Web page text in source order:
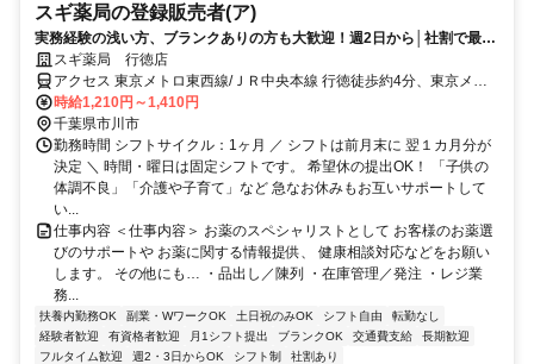
スギ薬局の登録販売者(ア)
実務経験の浅い方、ブランクありの方も大歓迎！週2日から│社割で最大
30％オフ♪
スギ薬局 行徳店
アクセス 東京メトロ東西線/ＪＲ中央本線 行徳徒歩約4分、東京メト
ロ東西線/ＪＲ中央本線 妙典北口徒歩約15分、東京メトロ東西線/ＪＲ
中央本線 南行徳北口徒歩約24分
時給1,210円～1,410円
千葉県市川市
勤務時間 シフトサイクル：1ヶ月 ／ シフトは前月末に 翌１カ月分が
決定 ＼ 時間・曜日は固定シフトです。 希望休の提出OK！ 「子供の
体調不良」「介護や子育て」など 急なお休みもお互いサポートして
い...
仕事内容 ＜仕事内容＞ お薬のスペシャリストとして お客様のお薬選
びのサポートや お薬に関する情報提供、 健康相談対応などをお願い
します。 その他にも… ・品出し／陳列 ・在庫管理／発注 ・レジ業
務...
扶養内勤務OK 副業・WワークOK 土日祝のみOK シフト自由
転勤なし
経験者歓迎
有資格者歓迎 月1シフト提出 ブランクOK 交通費支給
長期歓迎
フルタイム歓迎
週2・3日からOK シフト制 社割あり